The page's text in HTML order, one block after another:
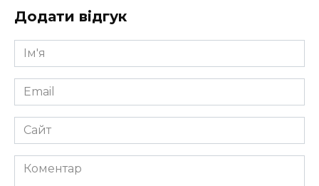
Додати відгук
Ім'я
*
Email
*
Сайт
Коментар